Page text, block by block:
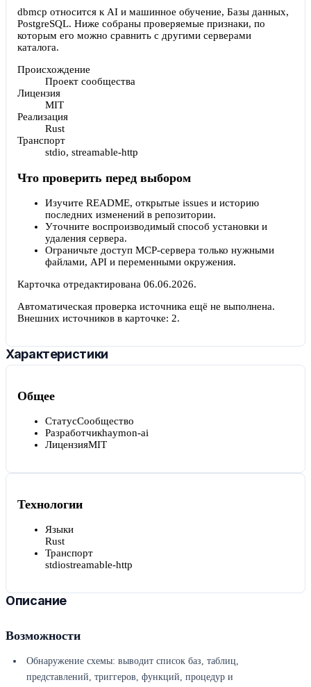
dbmcp относится к AI и машинное обучение, Базы данных,
PostgreSQL. Ниже собраны проверяемые признаки, по
которым его можно сравнить с другими серверами
каталога.
Происхождение
Проект сообщества
Лицензия
MIT
Реализация
Rust
Транспорт
stdio, streamable-http
Что проверить перед выбором
Изучите README, открытые issues и историю
последних изменений в репозитории.
Уточните воспроизводимый способ установки и
удаления сервера.
Ограничьте доступ MCP-сервера только нужными
файлами, API и переменными окружения.
Карточка отредактирована 06.06.2026.
Автоматическая проверка источника ещё не выполнена.
Внешних источников в карточке: 2.
Характеристики
Общее
СтатусСообщество
Разработчикhaymon-ai
ЛицензияMIT
Технологии
Языки
Rust
Транспорт
stdiostreamable-http
Описание
Возможности
Обнаружение схемы: выводит список баз, таблиц,
представлений, триггеров, функций, процедур и